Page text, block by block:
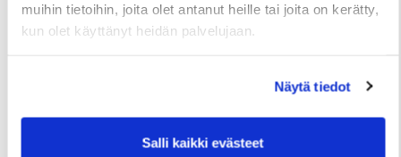
muihin tietoihin, joita olet antanut heille tai joita on kerätty,
kun olet käyttänyt heidän palvelujaan.
Näytä tiedot
Salli kaikki evästeet
valmistumassa loppuvuonna, hakuajat alkavat
elokuussa